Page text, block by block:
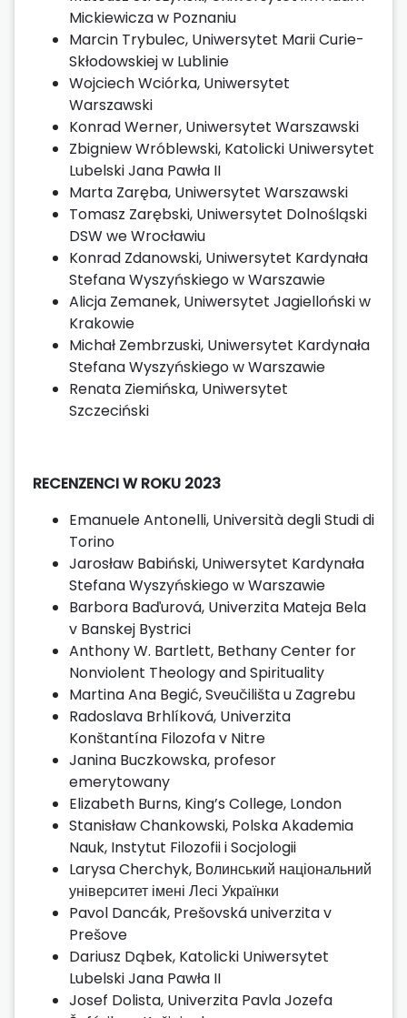
Mickiewicza w Poznaniu
Marcin Trybulec, Uniwersytet Marii Curie-
Skłodowskiej w Lublinie
Wojciech Wciórka, Uniwersytet
Warszawski
Konrad Werner, Uniwersytet Warszawski
Zbigniew Wróblewski, Katolicki Uniwersytet
Lubelski Jana Pawła II
Marta Zaręba, Uniwersytet Warszawski
Tomasz Zarębski, Uniwersytet Dolnośląski
DSW we Wrocławiu
Konrad Zdanowski, Uniwersytet Kardynała
Stefana Wyszyńskiego w Warszawie
Alicja Zemanek, Uniwersytet Jagielloński w
Krakowie
Michał Zembrzuski, Uniwersytet Kardynała
Stefana Wyszyńskiego w Warszawie
Renata Ziemińska, Uniwersytet
Szczeciński
RECENZENCI W ROKU 2023
Emanuele Antonelli, Università degli Studi di
Torino
Jarosław Babiński, Uniwersytet Kardynała
Stefana Wyszyńskiego w Warszawie
Barbora Baďurová, Univerzita Mateja Bela
v Banskej Bystrici
Anthony W. Bartlett, Bethany Center for
Nonviolent Theology and Spirituality
Martina Ana Begić, Sveučilišta u Zagrebu
Radoslava Brhlíková, Univerzita
Konštantína Filozofa v Nitre
Janina Buczkowska, profesor
emerytowany
Elizabeth Burns, King’s College, London
Stanisław Chankowski, Polska Akademia
Nauk, Instytut Filozofii i Socjologii
Larysa Cherchyk, Волинський національний
університет імені Лесі Українки
Pavol Dancák, Prešovská univerzita v
Prešove
Dariusz Dąbek, Katolicki Uniwersytet
Lubelski Jana Pawła II
Josef Dolista, Univerzita Pavla Jozefa